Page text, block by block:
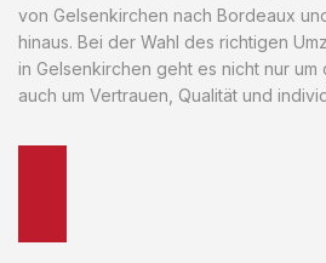
von Gelsenkirchen nach Bordeaux
hinaus. Bei der Wahl des richtigen
in Gelsenkirchen geht es nicht nur um
auch um Vertrauen, Qualität und